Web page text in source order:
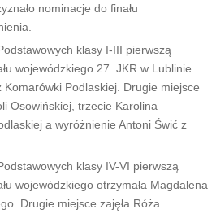
nominacje do finału
klasy I-III pierwszą
wojewódzkiego 27. JKR w Lublinie
Komarówki Podlaskiej. Drugie miejsce
Osowińskiej, trzecie Karolina
a wyróżnienie Antoni Świć z
klasy IV-VI pierwszą
wojewódzkiego otrzymała Magdalena
Drugie miejsce zajęła Róża